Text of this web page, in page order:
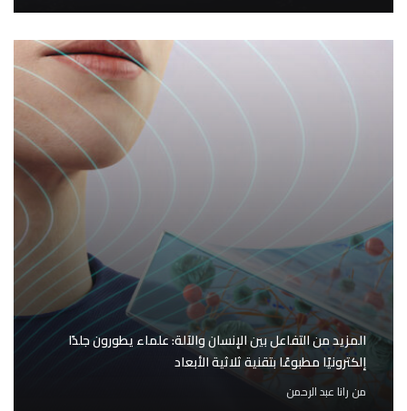
المزيد من التفاعل بين الإنسان والآلة: علماء يطورون جلدًا
إلكترونيًا مطبوعًا بتقنية ثلاثية الأبعاد
من رانا عبد الرحمن